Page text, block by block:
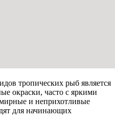
тропических рыб является
окраски, часто с яркими
и неприхотливые
для начинающих